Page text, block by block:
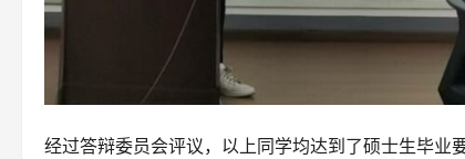
经过答辩委员会评议，以上同学均达到了硕士生毕